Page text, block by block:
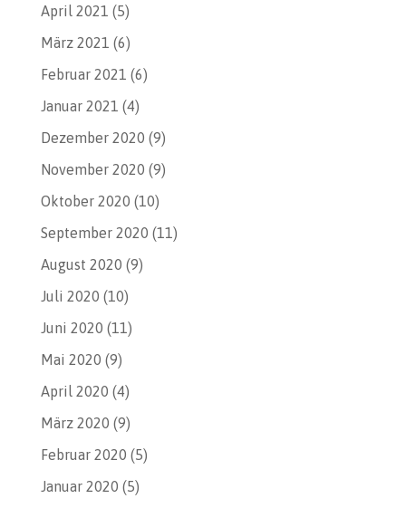
April 2021 (5)
März 2021 (6)
Februar 2021 (6)
Januar 2021 (4)
Dezember 2020 (9)
November 2020 (9)
Oktober 2020 (10)
September 2020 (11)
August 2020 (9)
Juli 2020 (10)
Juni 2020 (11)
Mai 2020 (9)
April 2020 (4)
März 2020 (9)
Februar 2020 (5)
Januar 2020 (5)